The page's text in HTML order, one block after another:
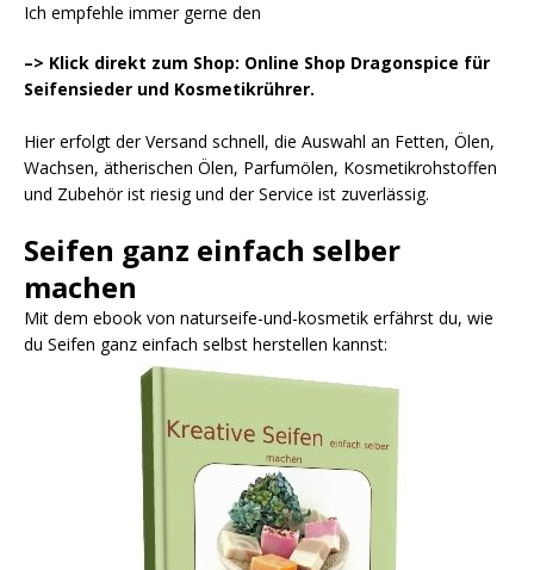
Ich empfehle immer gerne den
–> Klick direkt zum Shop: Online Shop Dragonspice für
Seifensieder und Kosmetikrührer.
Hier erfolgt der Versand schnell, die Auswahl an Fetten, Ölen,
Wachsen, ätherischen Ölen, Parfumölen, Kosmetikrohstoffen
und Zubehör ist riesig und der Service ist zuverlässig.
Seifen ganz einfach selber
machen
Mit dem ebook von naturseife-und-kosmetik erfährst du, wie
du Seifen ganz einfach selbst herstellen kannst: